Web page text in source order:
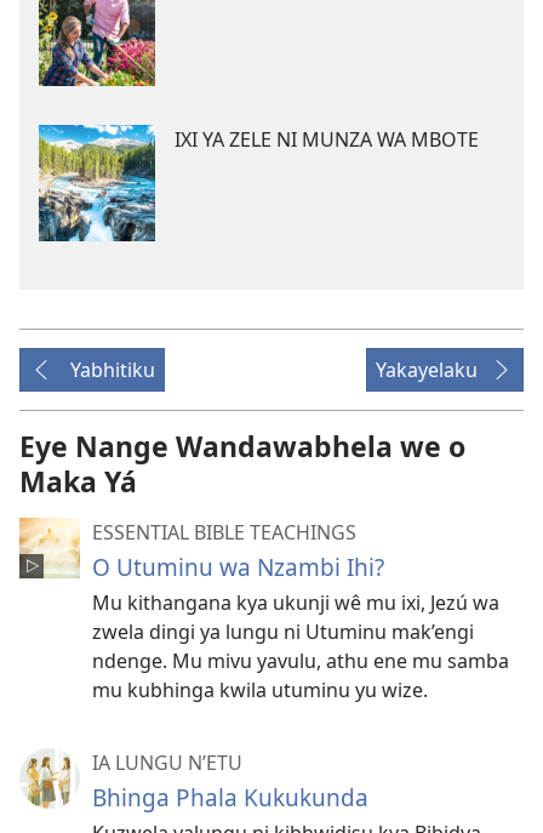
IXI YA ZELE NI MUNZA WA MBOTE
Yabhitiku Yakayelaku
Eye Nange Wandawabhela we o
Maka Yá
ESSENTIAL BIBLE TEACHINGS
O Utuminu wa Nzambi Ihi?
Mu kithangana kya ukunji wê mu ixi, Jezú wa
zwela dingi ya lungu ni Utuminu mak’engi
ndenge. Mu mivu yavulu, athu ene mu samba
mu kubhinga kwila utuminu yu wize.
IA LUNGU N’ETU
Bhinga Phala Kukukunda